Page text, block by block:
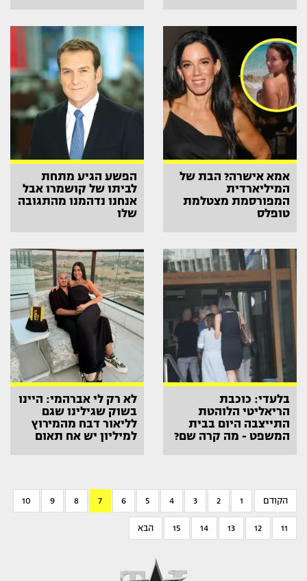
אמא אישרה? הבת של
המיליארדית
המפורסמת מצטלמת
טופלס
הפשע הגיע מתחת
לביתו של קושמרו אבל
אנחנו נדהמנו מהתגובה
שלו
בלעדי: כוכבת
הריאליטי הלוהטת
התייצבה היום בבית
המשפט - מה קרה שם?
לא רק לי אברהמי: היינו
בשוק שגילינו שגם
לליאור דבח מהמירוץ
למיליון יש אח תאום
הקודם 1
2
3
4
5
6
7
8
9
10
11
12
13
14
15 הבא